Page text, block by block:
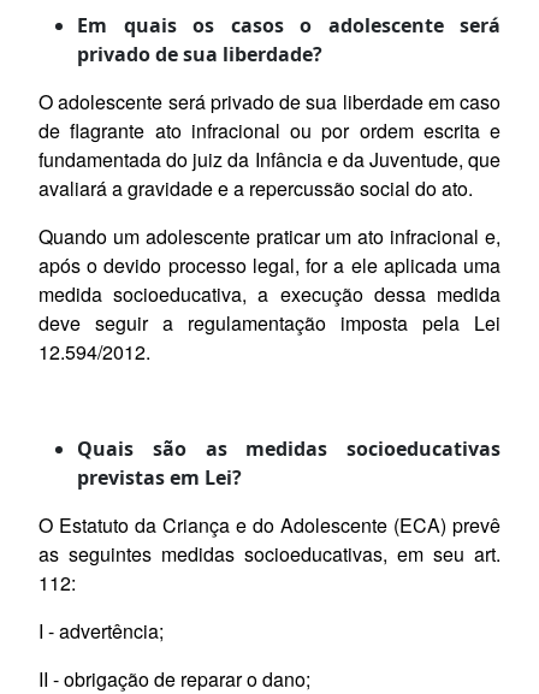
Em quais os casos o adolescente será
privado de sua liberdade?
O adolescente será privado de sua liberdade em caso
de flagrante ato infracional ou por ordem escrita e
fundamentada do juiz da Infância e da Juventude, que
avaliará a gravidade e a repercussão social do ato.
Quando um adolescente praticar um ato infracional e,
após o devido processo legal, for a ele aplicada uma
medida socioeducativa, a execução dessa medida
deve seguir a regulamentação imposta pela Lei
12.594/2012.
Quais são as medidas socioeducativas
previstas em Lei?
O Estatuto da Criança e do Adolescente (ECA) prevê
as seguintes medidas socioeducativas, em seu art.
112:
I - advertência;
II - obrigação de reparar o dano;